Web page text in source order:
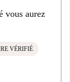
vous aurez
VÉRIFIÉ